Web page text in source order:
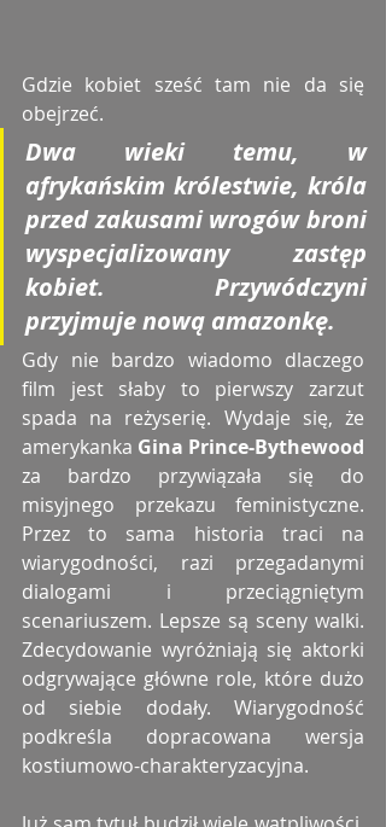
Gdzie kobiet sześć tam nie da się
obejrzeć.
Dwa wieki temu, w
afrykańskim królestwie, króla
przed zakusami wrogów broni
wyspecjalizowany zastęp
kobiet. Przywódczyni
przyjmuje nową amazonkę.
Gdy nie bardzo wiadomo dlaczego
film jest słaby to pierwszy zarzut
spada na reżyserię. Wydaje się, że
amerykanka Gina Prince-Bythewood
za bardzo przywiązała się do
misyjnego przekazu feministyczne.
Przez to sama historia traci na
wiarygodności, razi przegadanymi
dialogami i przeciągniętym
scenariuszem. Lepsze są sceny walki.
Zdecydowanie wyróżniają się aktorki
odgrywające główne role, które dużo
od siebie dodały. Wiarygodność
podkreśla dopracowana wersja
kostiumowo-charakteryzacyjna.